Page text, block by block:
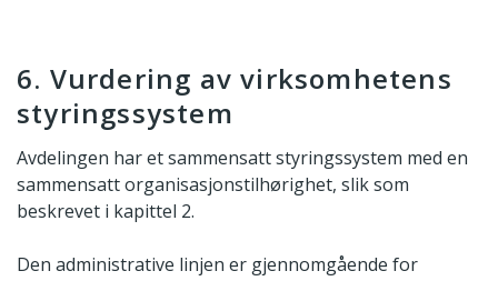
6. Vurdering av virksomhetens
styringssystem
Avdelingen har et sammensatt styringssystem med en
sammensatt organisasjonstilhørighet, slik som
beskrevet i kapittel 2.
Den administrative linjen er gjennomgående for